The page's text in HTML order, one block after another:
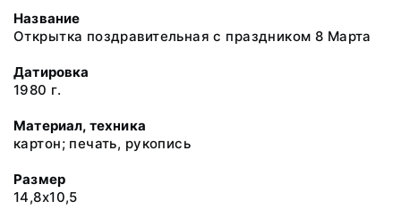
Название
Открытка поздравительная с праздником 8 Марта
Датировка
1980 г.
Материал, техника
картон; печать, рукопись
Размер
14,8х10,5